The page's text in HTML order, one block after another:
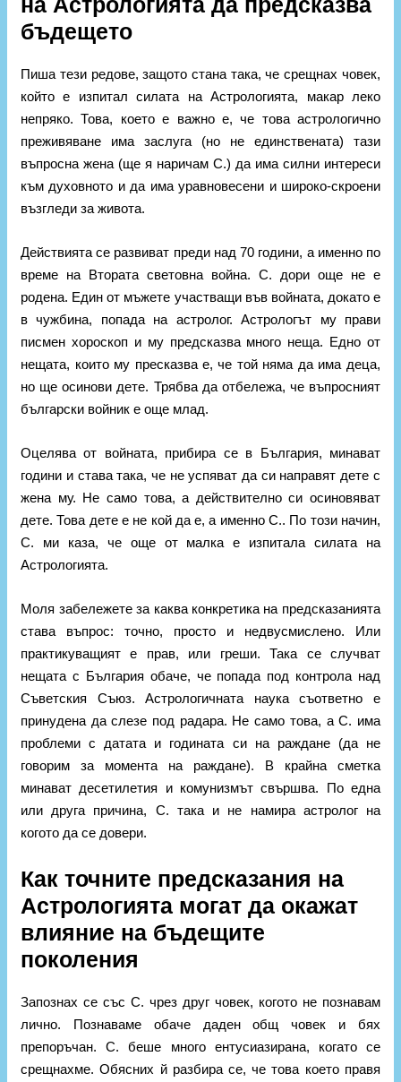
бъдещето
Пиша тези редове, защото стана така, че срещнах човек,
който е изпитал силата на Астрологията, макар леко
непряко. Това, което е важно е, че това астрологично
преживяване има заслуга (но не единствената) тази
въпросна жена (ще я наричам С.) да има силни интереси
към духовното и да има уравновесени и широко-скроени
възгледи за живота.
Действията се развиват преди над 70 години, а именно по
време на Втората световна война. С. дори още не е
родена. Един от мъжете участващи във войната, докато е
в чужбина, попада на астролог. Астрологът му прави
писмен хороскоп и му предсказва много неща. Едно от
нещата, които му пресказва е, че той няма да има деца,
но ще осинови дете. Трябва да отбележа, че въпросният
български войник е още млад.
Оцелява от войната, прибира се в България, минават
години и става така, че не успяват да си направят дете с
жена му. Не само това, а действително си осиновяват
дете. Това дете е не кой да е, а именно С.. По този начин,
С. ми каза, че още от малка е изпитала силата на
Астрологията.
Моля забележете за каква конкретика на предсказанията
става въпрос: точно, просто и недвусмислено. Или
практикуващият е прав, или греши. Така се случват
нещата с България обаче, че попада под контрола над
Съветския Съюз. Астрологичната наука съответно е
принудена да слезе под радара. Не само това, а С. има
проблеми с датата и годината си на раждане (да не
говорим за момента на раждане). В крайна сметка
минават десетилетия и комунизмът свършва. По една
или друга причина, С. така и не намира астролог на
когото да се довери.
Как точните предсказания на
Астрологията могат да окажат
влияние на бъдещите
поколения
Запознах се със С. чрез друг човек, когото не познавам
лично. Познаваме обаче даден общ човек и бях
препоръчан. С. беше много ентусиазирана, когато се
срещнахме. Обясних й разбира се, че това което правя